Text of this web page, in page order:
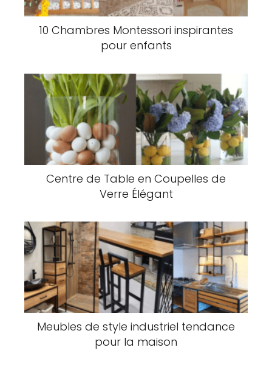
10 Chambres Montessori inspirantes
pour enfants
Centre de Table en Coupelles de
Verre Élégant
Meubles de style industriel tendance
pour la maison